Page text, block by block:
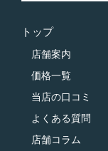
トップ
店舗案内
価格一覧
当店の口コミ
よくある質問
店舗コラム